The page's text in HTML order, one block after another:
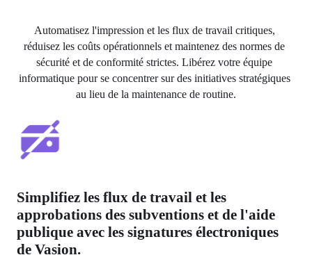
Automatisez l'impression et les flux de travail critiques,
réduisez les coûts opérationnels et maintenez des normes de
sécurité et de conformité strictes. Libérez votre équipe
informatique pour se concentrer sur des initiatives stratégiques
au lieu de la maintenance de routine.
Simplifiez les flux de travail et les
approbations des subventions et de l'aide
publique avec les signatures électroniques
de Vasion.